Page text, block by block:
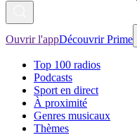
Ouvrir l'appDécouvrir Prime
Top 100 radios
Podcasts
Sport en direct
À proximité
Genres musicaux
Thèmes